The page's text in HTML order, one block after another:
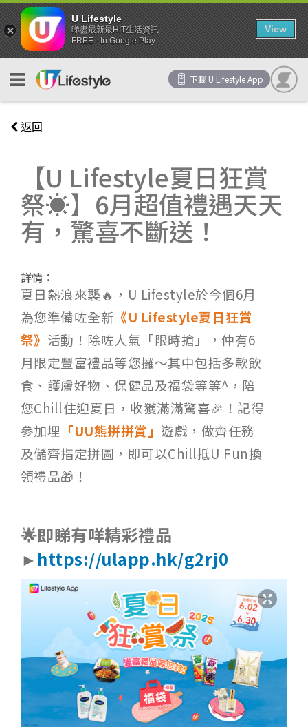
下載 U Lifestyle App
返回
【U Lifestyle夏日狂賞
祭☀️】6月超值禮遇天天
有，驚喜不斷送！
詳情：
夏日熱浪來襲🔥，U Lifestyle於今個6月
為您準備咗全新 《U Lifestyle夏日狂賞
祭》 活動！除咗人氣「限時搶」，仲有6
月限定豐富禮品等您攞～其中包括多款飲
食、護膚好物、保健品及福袋等等^，陪
您Chill住迎夏日，收獲滿滿驚喜🎉！記得
參加埋 「UU熊拼拼賞」 遊戲，做齊任務
及儲齊指定拼圖，即可以Chill抵U Fun換
領禮品🎁！
🌟即睇有咩精彩禮品
► https://ulapp.hk/g2rj0
U Lifestyle
睇盡最新最HIT生活資訊
FREE - In Google Play
View